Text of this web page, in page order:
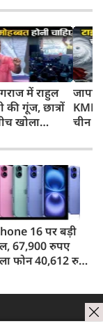
में राहुल
की गूंज, छात्रों
खोला
का सच
चीन
में
स्कूल
16 पर बड़ी
67,900 रुपए
फोन 40,612 रुपए